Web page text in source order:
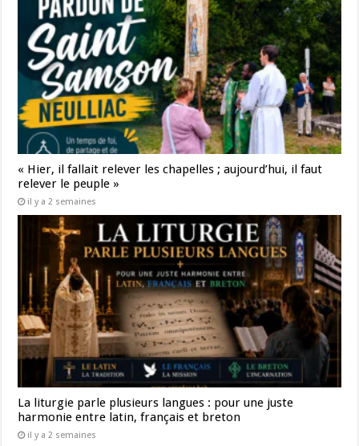
« Hier, il fallait relever les chapelles ; aujourd’hui, il faut
relever le peuple »
il y a 2 semaines
La liturgie parle plusieurs langues : pour une juste
harmonie entre latin, français et breton
il y a 2 semaines